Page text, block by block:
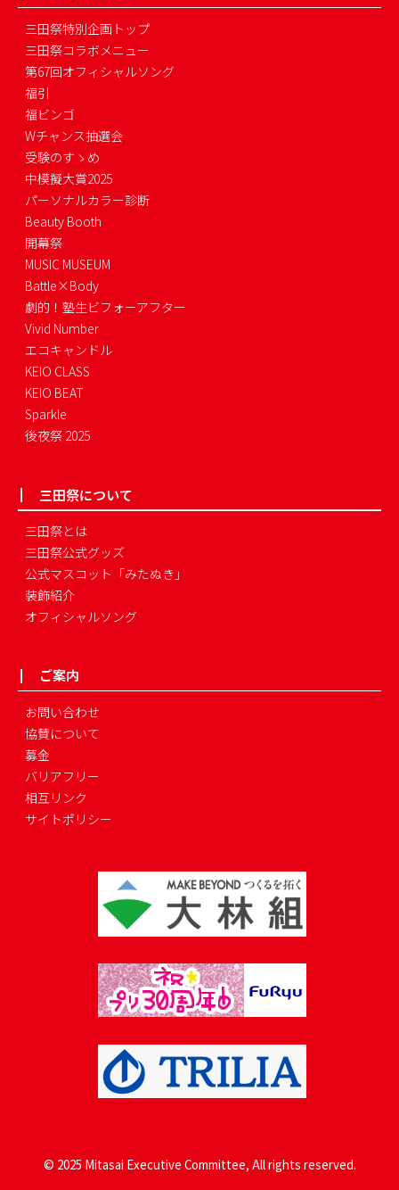
三田祭特別企画トップ
三田祭コラボメニュー
第67回オフィシャルソング
福引
福ビンゴ
Wチャンス抽選会
受験のすゝめ
中模擬大賞2025
パーソナルカラー診断
Beauty Booth
開幕祭
MUSIC MUSEUM
Battle×Body
劇的！塾生ビフォーアフター
Vivid Number
エコキャンドル
KEIO CLASS
KEIO BEAT
Sparkle
後夜祭 2025
三田祭について
三田祭とは
三田祭公式グッズ
公式マスコット「みたぬき」
装飾紹介
オフィシャルソング
ご案内
お問い合わせ
協賛について
募金
バリアフリー
相互リンク
サイトポリシー
© 2025 Mitasai Executive Committee, All rights reserved.